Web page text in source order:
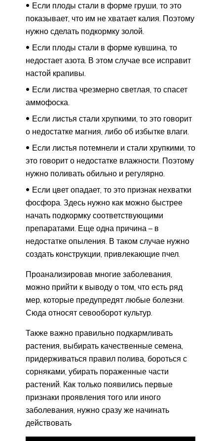
Если плоды стали в форме груши, то это
показывает, что им не хватает калия. Поэтому
нужно сделать подкормку золой.
Если плоды стали в форме кувшина, то
недостает азота. В этом случае все исправит
настой крапивы.
Если листва чрезмерно светлая, то спасет
аммофоска.
Если листья стали хрупкими, то это говорит
о недостатке магния, либо об избытке влаги.
Если листья потемнели и стали хрупкими, то
это говорит о недостатке влажности. Поэтому
нужно поливать обильно и регулярно.
Если цвет опадает, то это признак нехватки
фосфора. Здесь нужно как можно быстрее
начать подкормку соответствующими
препаратами. Еще одна причина – в
недостатке опыления. В таком случае нужно
создать конструкции, привлекающие пчел.
Проанализировав многие заболевания,
можно прийти к выводу о том, что есть ряд
мер, которые предупредят любые болезни.
Сюда относят севооборот культур.
Также важно правильно подкармливать
растения, выбирать качественные семена,
придерживаться правил полива, бороться с
сорняками, убирать пораженные части
растений. Как только появились первые
признаки проявления того или иного
заболевания, нужно сразу же начинать
действовать